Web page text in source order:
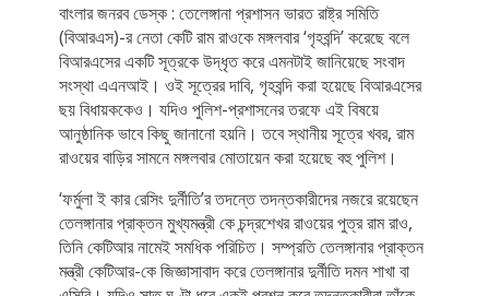
বাংলার জনরব ডেস্ক : তেলেঙ্গানা প্রশাসন ভারত রাষ্ট্র সমিতি
(বিআরএস)-র নেতা কেটি রাম রাওকে মঙ্গলবার ‘গৃহবন্দি’ করেছে বলে
বিআরএসের একটি সূত্রকে উদ্ধৃত করে এমনটাই জানিয়েছে সংবাদ
সংস্থা এএনআই। ওই সূত্রের দাবি, গৃহবন্দি করা হয়েছে বিআরএসের
ছয় বিধায়ককেও। যদিও পুলিশ-প্রশাসনের তরফে এই বিষয়ে
আনুষ্ঠানিক ভাবে কিছু জানানো হয়নি। তবে স্থানীয় সূত্রে খবর, রাম
রাওয়ের বাড়ির সামনে মঙ্গলবার মোতায়েন করা হয়েছে বহু পুলিশ।
‘ফর্মুলা ই কার রেসিং দুর্নীতি’র তদন্তে তদন্তকারীদের নজরে রয়েছেন
তেলঙ্গানার প্রাক্তন মুখ্যমন্ত্রী কে চন্দ্রশেখর রাওয়ের পুত্র রাম রাও,
তিনি কেটিআর নামেই সমধিক পরিচিত। সম্প্রতি তেলঙ্গানার প্রাক্তন
মন্ত্রী কেটিআর-কে জিজ্ঞাসাবাদ করে তেলঙ্গানার দুর্নীতি দমন শাখা বা